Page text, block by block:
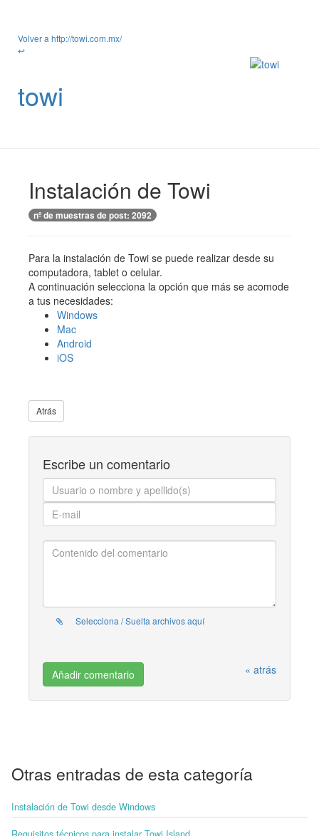
Volver a http://towi.com.mx/
↩
towi
Instalación de Towi
nº de muestras de post: 2092
Para la instalación de Towi se puede realizar desde su
computadora, tablet o celular.
A continuación selecciona la opción que más se acomode
a tus necesidades:
Windows
Mac
Android
iOS
Atrás
Escribe un comentario
Selecciona / Suelta archivos aquí
« atrás
Otras entradas de esta categoría
Instalación de Towi desde Windows